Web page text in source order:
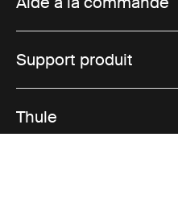
Support produit
Thule